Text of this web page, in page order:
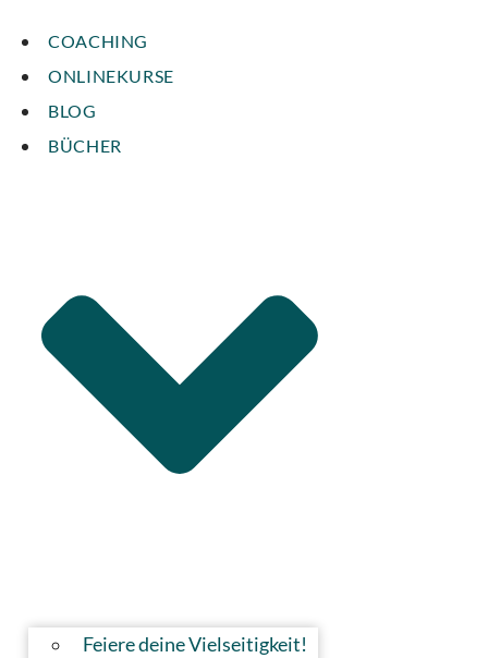
COACHING
ONLINEKURSE
BLOG
BÜCHER
Feiere deine Vielseitigkeit!